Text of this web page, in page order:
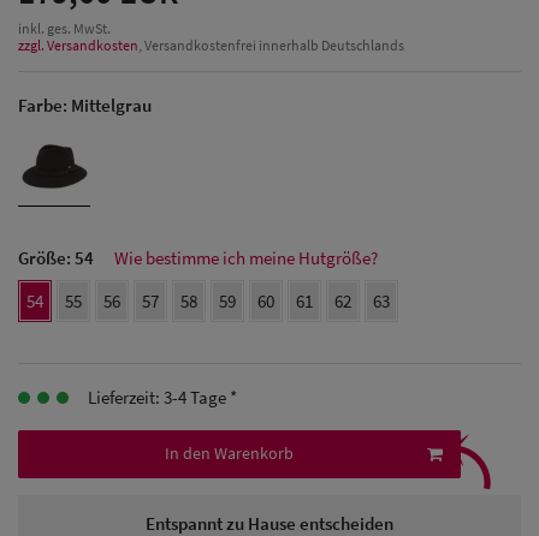
Baseball Cpas
Schutz Caps
inkl. ges. MwSt.
zzgl. Versandkosten , Versandkostenfrei innerhalb Deutschlands
Farbe: Mittelgrau
Größe: 54
Wie bestimme ich meine Hutgröße?
54
55 56 57 58 59 60 61 62 63
Lieferzeit: 3-4 Tage *
In den Warenkorb
Entspannt zu Hause entscheiden
⤹